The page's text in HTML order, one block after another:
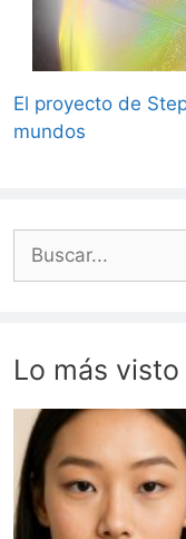
El proyecto de
mundos
Buscar:
Lo más visto